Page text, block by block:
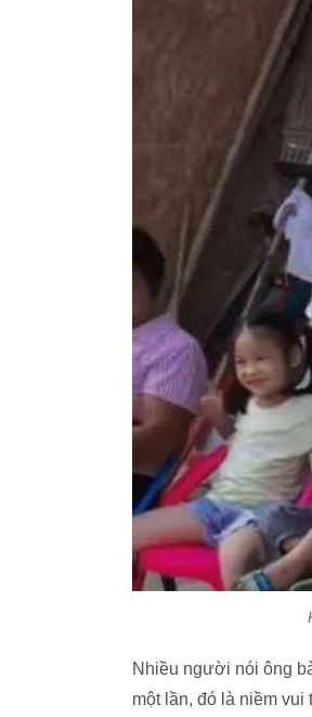
Nhiều người nói ông
một lần, đó là niềm